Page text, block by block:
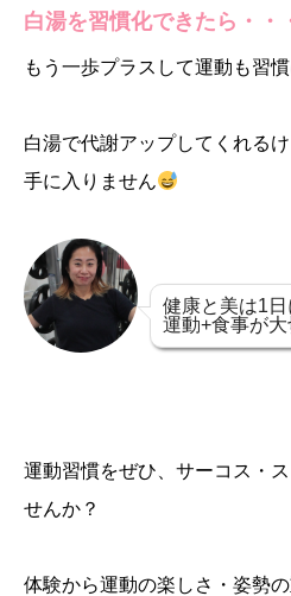
白湯を習慣化できたら・・
もう一歩プラスして運動も習
白湯で代謝アップしてくれる
手に入りません
健康と美は1日
運動+食事が大
運動習慣をぜひ、サーコス・
せんか？
体験から運動の楽しさ・姿勢